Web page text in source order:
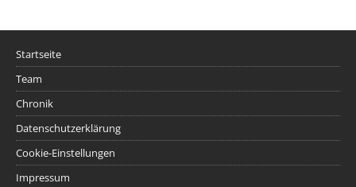
Startseite
Team
Chronik
Datenschutzerklärung
Cookie-Einstellungen
Impressum